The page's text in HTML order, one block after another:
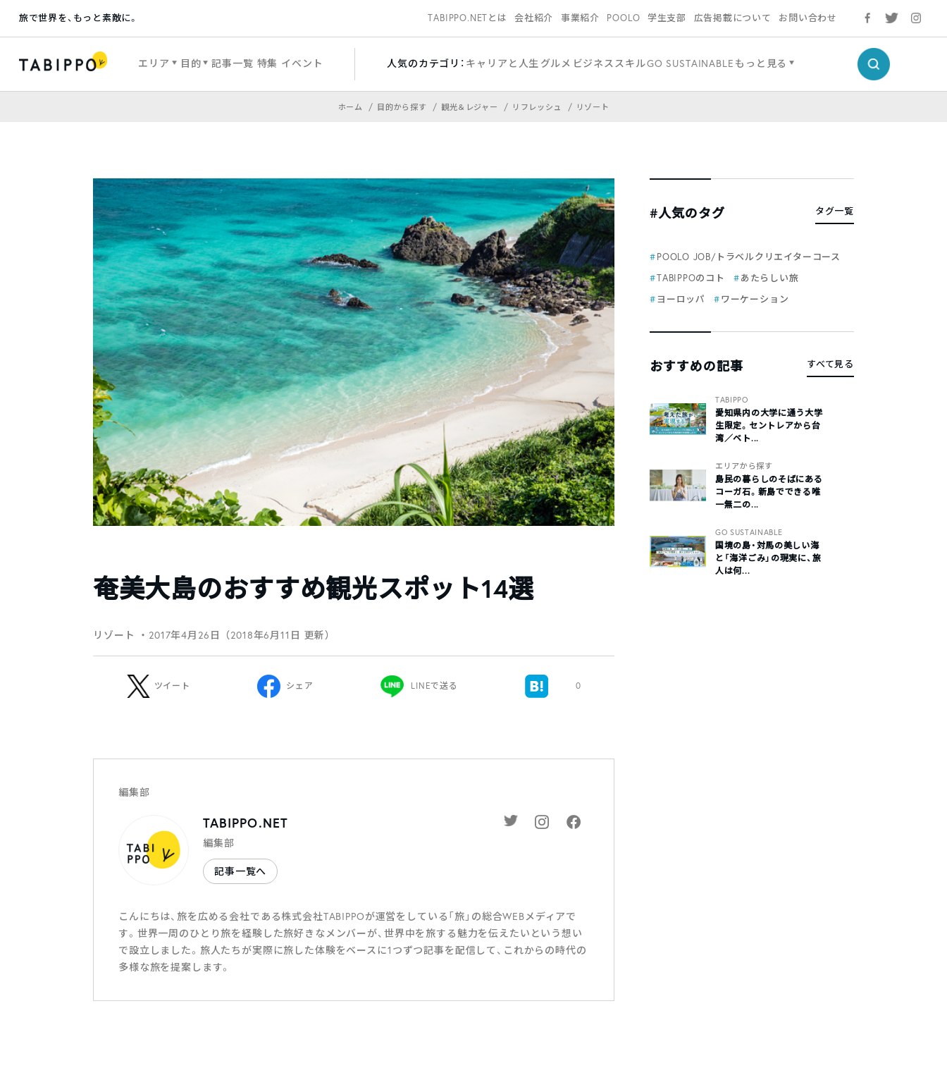
旅で世界を、もっと素敵に。 TABIPPO.NETとは 会社紹介 事業紹介 POOLO 学生支部 広告掲載について お問い合わせ
エリア 目的 記事一覧 特集 イベント 人気のカテゴリ： キャリアと人生 グルメ ビジネススキルGO SUSTAINABLE もっと見る
ホーム 目的から探す 観光＆レジャー リフレッシュ リゾート
奄美大島のおすすめ観光スポット14選
リゾート ・2017年4月26日（2018年6月11日 更新）
ツイート シェア LINEで送る 0
編集部
TABIPPO.NET
編集部
記事一覧へ
こんにちは、旅を広める会社である株式会社TABIPPOが運営をしている「旅」の総合WEBメディアで
す。世界一周のひとり旅を経験した旅好きなメンバーが、世界中を旅する魅力を伝えたいという想い
で設立しました。旅人たちが実際に旅した体験をベースに1つずつ記事を配信して、これからの時代の
多様な旅を提案します。
#人気のタグ タグ一覧
POOLO JOB/トラベルクリエイターコース
TABIPPOのコト
あたらしい旅
ヨーロッパ
ワーケーション
おすすめの記事 すべて見る
TABIPPO
愛知県内の大学に通う大学
生限定。セントレアから台
湾／ベト...
エリアから探す
島民の暮らしのそばにある
コーガ石。新島でできる唯
一無二の...
GO SUSTAINABLE
国境の島・対馬の美しい海
と「海洋ごみ」の現実に、旅
人は何...